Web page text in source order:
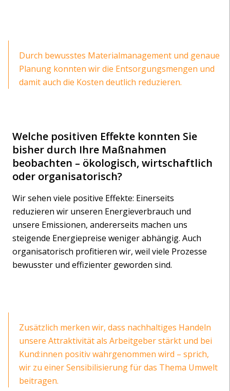
Durch bewusstes Materialmanagement und genaue
Planung konnten wir die Entsorgungsmengen und
damit auch die Kosten deutlich reduzieren.
Welche positiven Effekte konnten Sie
bisher durch Ihre Maßnahmen
beobachten – ökologisch, wirtschaftlich
oder organisatorisch?
Wir sehen viele positive Effekte: Einerseits
reduzieren wir unseren Energieverbrauch und
unsere Emissionen, andererseits machen uns
steigende Energiepreise weniger abhängig. Auch
organisatorisch profitieren wir, weil viele Prozesse
bewusster und effizienter geworden sind.
Zusätzlich merken wir, dass nachhaltiges Handeln
unsere Attraktivität als Arbeitgeber stärkt und bei
Kund:innen positiv wahrgenommen wird – sprich,
wir zu einer Sensibilisierung für das Thema Umwelt
beitragen.